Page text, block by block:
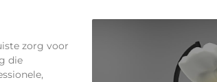
zorg voor
die